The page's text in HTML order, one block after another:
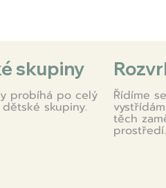
probíhá po celý
skupiny.
skupiny
Řídíme
těch
prostředí.